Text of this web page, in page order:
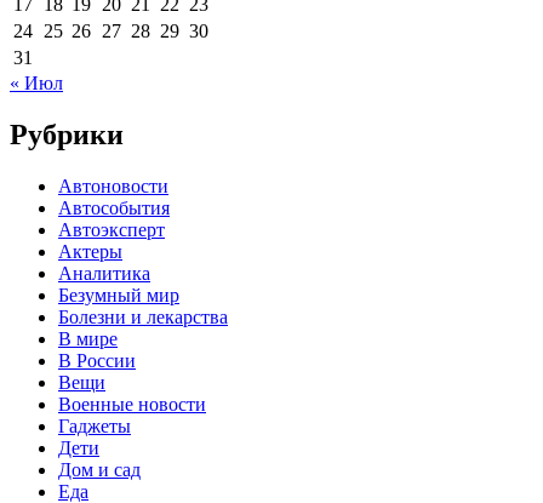
17 18 19 20 21 22 23
24 25 26 27 28 29 30
31
« Июл
Рубрики
Автоновости
Автособытия
Автоэксперт
Актеры
Аналитика
Безумный мир
Болезни и лекарства
В мире
В России
Вещи
Военные новости
Гаджеты
Дети
Дом и сад
Еда